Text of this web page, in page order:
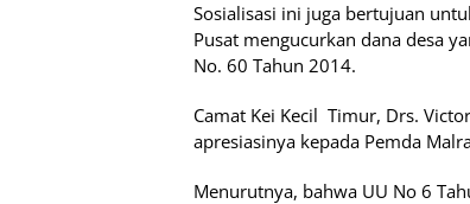
Sosialisasi ini juga bertujuan
Pusat mengucurkan dana desa
No. 60 Tahun 2014.
Camat Kei Kecil Timur, Drs.
apresiasinya kepada Pemda
Menurutnya, bahwa UU No 6